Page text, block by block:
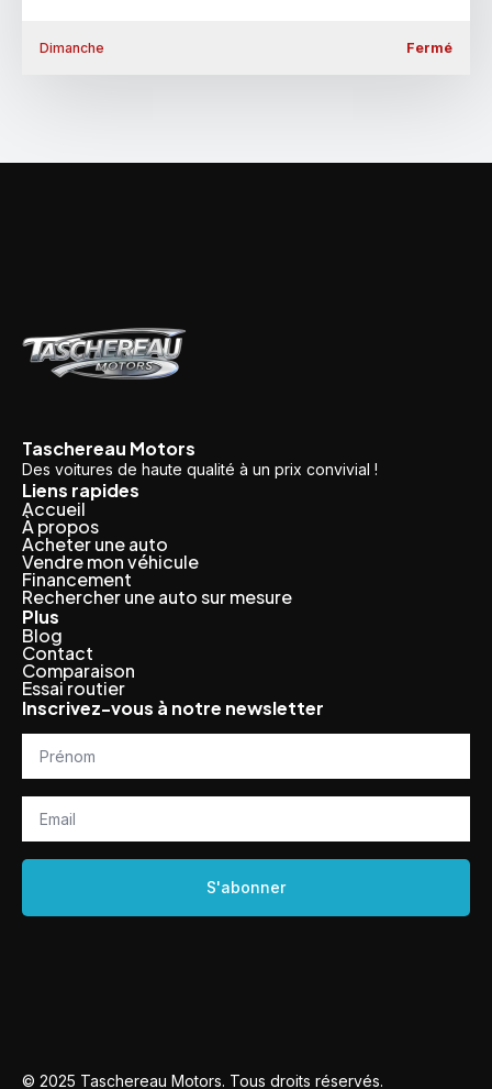
Dimanche Fermé
Taschereau Motors
Des voitures de haute qualité à un prix convivial !
Liens rapides
Accueil
À propos
Acheter une auto
Vendre mon véhicule
Financement
Rechercher une auto sur mesure
Plus
Blog
Contact
Comparaison
Essai routier
Inscrivez-vous à notre newsletter
Prénom
Email
S'abonner
© 2025 Taschereau Motors. Tous droits réservés.